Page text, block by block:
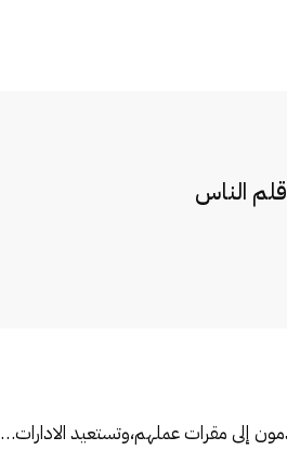
قلم الناس
إلى مقرات عملهم،وتستعيد الادارات…